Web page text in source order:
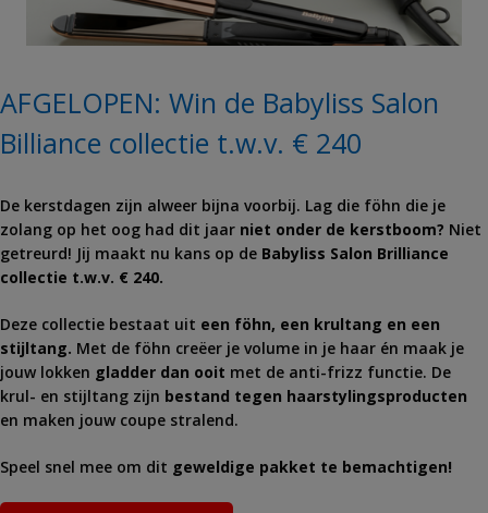
AFGELOPEN: Win de Babyliss Salon
Billiance collectie t.w.v. € 240
De kerstdagen zijn alweer bijna voorbij. Lag die föhn die je
zolang op het oog had dit jaar niet onder de kerstboom? Niet
getreurd! Jij maakt nu kans op de Babyliss Salon Brilliance
collectie t.w.v. € 240.
Deze collectie bestaat uit een föhn, een krultang en een
stijltang. Met de föhn creëer je volume in je haar én maak je
jouw lokken gladder dan ooit met de anti-frizz functie. De
krul- en stijltang zijn bestand tegen haarstylingsproducten
en maken jouw coupe stralend.
Speel snel mee om dit geweldige pakket te bemachtigen!